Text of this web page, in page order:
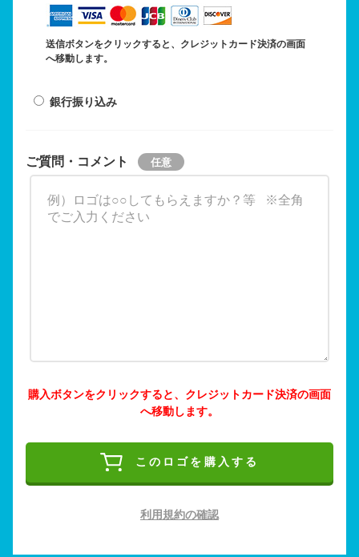
送信ボタンをクリックすると、クレジットカード決済の画面
へ移動します。
銀行振り込み
ご質問・コメント
購入ボタンをクリックすると、クレジットカード決済の画面
へ移動します。
このロゴを購入する
利用規約の確認